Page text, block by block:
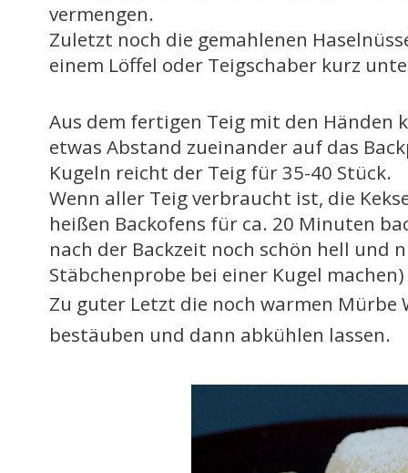
vermengen.
Zuletzt noch die gemahlenen
einem Löffel oder Teigschaber kurz
Aus dem fertigen Teig mit den Händen
etwas Abstand zueinander auf das
Kugeln reicht der Teig für 35-40 Stück.
Wenn aller Teig verbraucht ist, die
heißen Backofens für ca. 20 Minuten
nach der Backzeit noch schön hell und
Stäbchenprobe bei einer Kugel machen)
Zu guter Letzt die noch warmen Mürbe
bestäuben und dann abkühlen lassen.